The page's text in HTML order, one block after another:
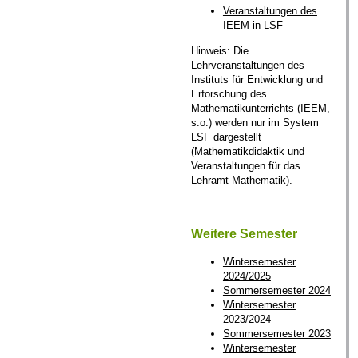
Veranstaltungen des
IEEM in LSF
Hinweis: Die
Lehrveranstaltungen des
Instituts für Entwicklung und
Erforschung des
Mathematikunterrichts (IEEM,
s.o.) werden nur im System
LSF dargestellt
(Mathematikdidaktik und
Veranstaltungen für das
Lehramt Mathematik).
Weitere Semester
Wintersemester
2024/2025
Sommersemester 2024
Wintersemester
2023/2024
Sommersemester 2023
Wintersemester